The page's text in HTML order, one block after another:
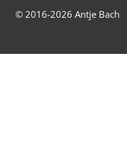
© 2016-2026 Antje Bach